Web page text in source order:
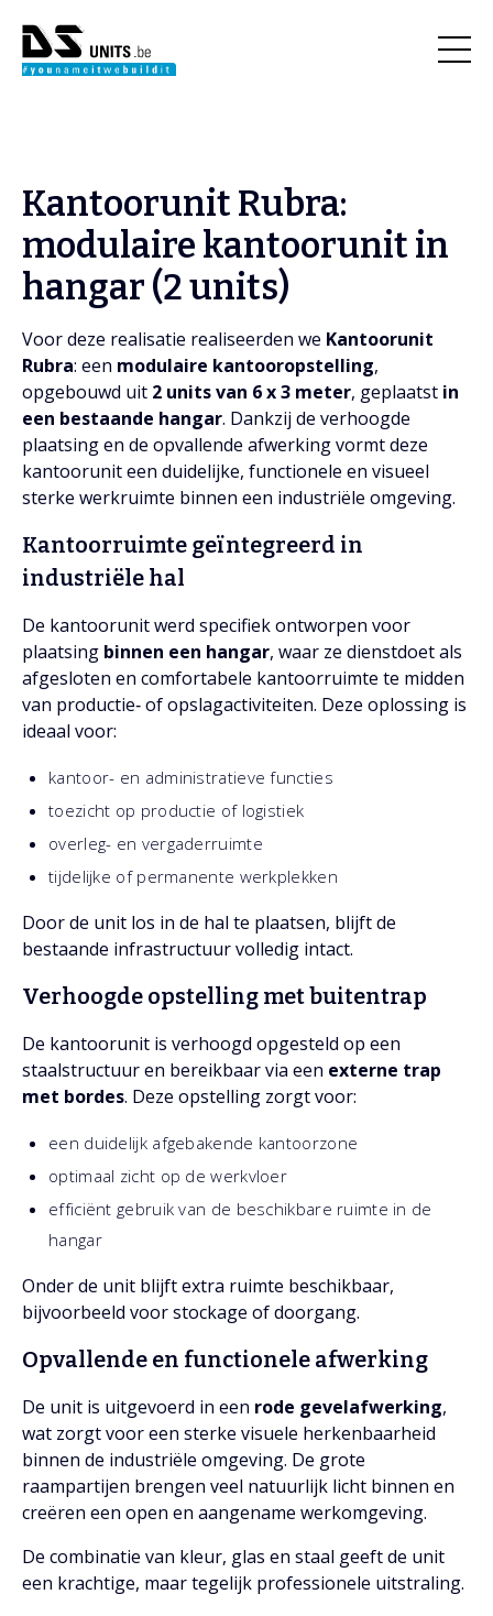
Kantoorunit Rubra:
modulaire kantoorunit in
hangar (2 units)
Voor deze realisatie realiseerden we Kantoorunit
Rubra: een modulaire kantooropstelling,
opgebouwd uit 2 units van 6 x 3 meter, geplaatst in
een bestaande hangar. Dankzij de verhoogde
plaatsing en de opvallende afwerking vormt deze
kantoorunit een duidelijke, functionele en visueel
sterke werkruimte binnen een industriële omgeving.
Kantoorruimte geïntegreerd in
industriële hal
De kantoorunit werd specifiek ontworpen voor
plaatsing binnen een hangar, waar ze dienstdoet als
afgesloten en comfortabele kantoorruimte te midden
van productie‑ of opslagactiviteiten. Deze oplossing is
ideaal voor:
kantoor- en administratieve functies
toezicht op productie of logistiek
overleg- en vergaderruimte
tijdelijke of permanente werkplekken
Door de unit los in de hal te plaatsen, blijft de
bestaande infrastructuur volledig intact.
Verhoogde opstelling met buitentrap
De kantoorunit is verhoogd opgesteld op een
staalstructuur en bereikbaar via een externe trap
met bordes. Deze opstelling zorgt voor:
een duidelijk afgebakende kantoorzone
optimaal zicht op de werkvloer
efficiënt gebruik van de beschikbare ruimte in de
hangar
Onder de unit blijft extra ruimte beschikbaar,
bijvoorbeeld voor stockage of doorgang.
Opvallende en functionele afwerking
De unit is uitgevoerd in een rode gevelafwerking,
wat zorgt voor een sterke visuele herkenbaarheid
binnen de industriële omgeving. De grote
raampartijen brengen veel natuurlijk licht binnen en
creëren een open en aangename werkomgeving.
De combinatie van kleur, glas en staal geeft de unit
een krachtige, maar tegelijk professionele uitstraling.